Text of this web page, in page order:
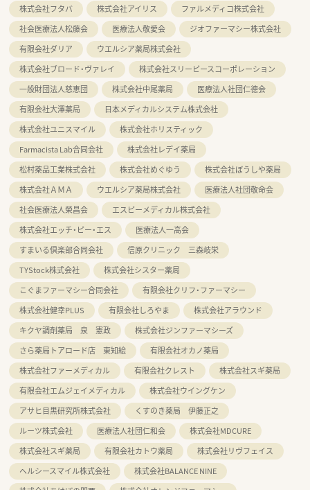
株式会社フタバ
株式会社アイリス
ファルメディコ株式会社
社会医療法人松藤会
医療法人敬愛会
ジオファーマシー株式会社
有限会社ダリア
ウエルシア薬局株式会社
株式会社ブロード・ヴァレイ
株式会社スリーピースコーポレーション
一般財団法人慈恵団
株式会社中尾薬局
医療法人社団仁德会
有限会社大澤薬局
日本メディカルシステム株式会社
株式会社ユニスマイル
株式会社ホリスティック
Farmacista Lab合同会社
株式会社レデイ薬局
松村薬品工業株式会社
株式会社めぐゆう
株式会社ぼうしや薬局
株式会社ＡＭＡ
ウエルシア薬局株式会社
医療法人社団敬命会
社会医療法人榮昌会
エスピーメディカル株式会社
株式会社エッチ・ピー・エス
医療法人一高会
すまいる倶楽部合同会社
信原クリニック 三森岐栄
TYStock株式会社
株式会社シスター薬局
こぐまファーマシー合同会社
有限会社クリフ・ファーマシー
株式会社健幸PLUS
有限会社しろやま
株式会社アラウンド
キクヤ調剤薬局 泉 憲政
株式会社ジンファーマシーズ
さら薬局トアロード店 東知絵
有限会社オカノ薬局
株式会社ファーメディカル
有限会社クレスト
株式会社スギ薬局
有限会社エムジェイメディカル
株式会社ウイングケン
アサヒ目黒研究所株式会社
くすのき薬局 伊藤正之
ルーツ株式会社
医療法人社団仁和会
株式会社MDCURE
株式会社スギ薬局
有限会社カトウ薬局
株式会社リヴフェイス
ヘルシースマイル株式会社
株式会社BALANCE NINE